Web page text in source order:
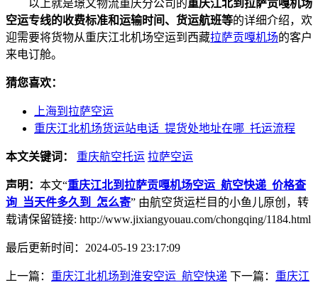
以上就是璟文物流重庆分公司的重庆江北到拉萨贡嘎机场
空运专线的收费标准和运输时间、货运航班等的详细介绍，欢
迎需要将货物从重庆江北机场空运到西藏拉萨贡嘎机场的客户
来电订舱。
猜您喜欢：
上海到拉萨空运
重庆江北机场货运站电话_提货处地址在哪_托运流程
本文关键词： 重庆航空托运 拉萨空运
声明： 本文“重庆江北到拉萨贡嘎机场空运_航空快递_价格查
询_当天件多久到_怎么寄” 由航空货运栏目的小鱼儿原创，转
载请保留链接: http://www.jixiangyouau.com/chongqing/1184.html
最后更新时间：2024-05-19 23:17:09
上一篇： 重庆江北机场到淮安空运_航空快递 下一篇： 重庆江